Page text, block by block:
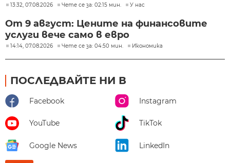
13:32, 07.08.2026 Чете се за: 02:15 мин. У нас
От 9 август: Цените на финансовите
услуги вече само в евро
14:14, 07.08.2026 Чете се за: 04:50 мин. Икономика
ПОСЛЕДВАЙТЕ НИ В
Facebook Instagram
YouTube TikTok
Google News LinkedIn